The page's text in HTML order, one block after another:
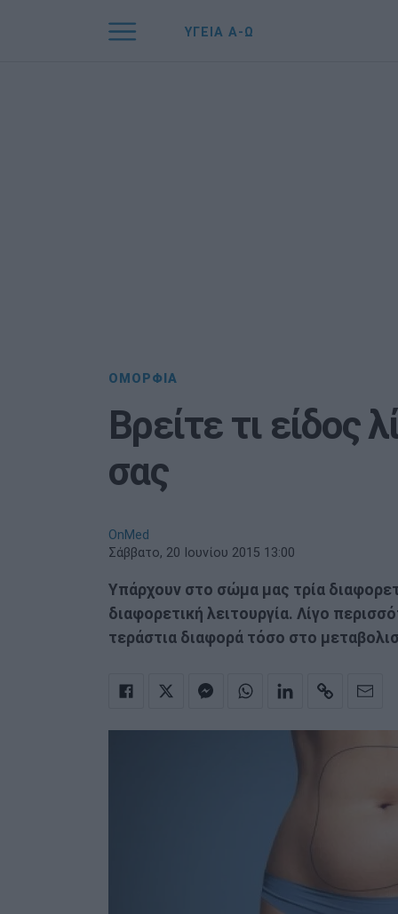
ΥΓΕΙΑ Α-Ω
ΟΜΟΡΦΙΑ
Βρείτε τι είδος
σας
OnMed
Σάββατο, 20 Ιουνίου 2015 13:00
Υπάρχουν στο σώμα μας τρία
διαφορετική λειτουργία. Λίγο
τεράστια διαφορά τόσο στο